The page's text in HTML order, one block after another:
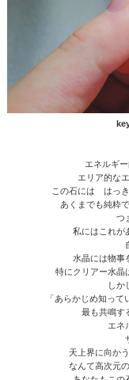
エネルギ
エリア的な
この石には はっき
あくまでも純粋
つ
私にはこれが
水晶には物事
特にクリアー水晶
しか
「あらかじめ知って
最も共鳴す
エネ
天上界に向か
なんて高次元